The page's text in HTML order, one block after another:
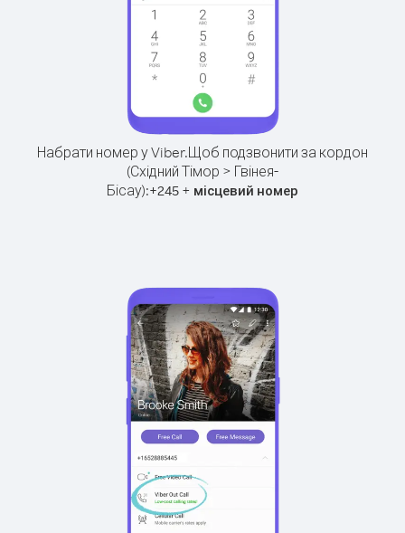
Набрати номер у Viber.Щоб подзвонити за кордон
(Східний Тімор > Гвінея-
Бісау):+245 + місцевий номер